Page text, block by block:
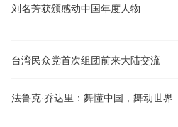
刘名芳获颁感动中国年度人物
台湾民众党首次组团前来大陆交流
法鲁克·乔达里：舞懂中国，舞动世界